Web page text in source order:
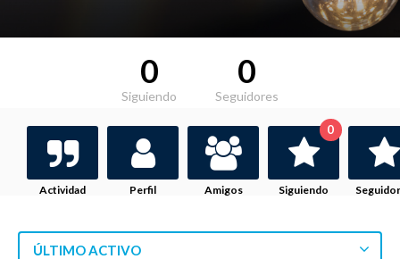
0
Siguiendo
0
Seguidores
Actividad Perfil Amigos Siguiendo
0
ÚLTIMO ACTIVO